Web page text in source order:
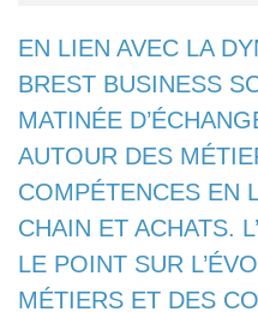
EN LIEN AVEC LA
BREST BUSINESS
MATINÉE
AUTOUR DES
COMPÉTENCES EN
CHAIN ET ACHATS.
LE POINT SUR
MÉTIERS ET DES